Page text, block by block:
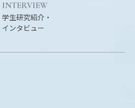
INTERVIEW
学生研究紹介・
インタビュー